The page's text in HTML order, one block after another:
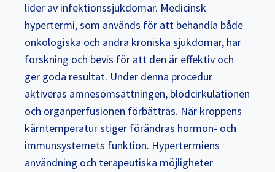
lider av infektionssjukdomar. Medicinsk
hypertermi, som används för att behandla både
onkologiska och andra kroniska sjukdomar, har
forskning och bevis för att den är effektiv och
ger goda resultat. Under denna procedur
aktiveras ämnesomsättningen, blodcirkulationen
och organperfusionen förbättras. När kroppens
kärntemperatur stiger förändras hormon- och
immunsystemets funktion. Hypertermiens
användning och terapeutiska möjligheter